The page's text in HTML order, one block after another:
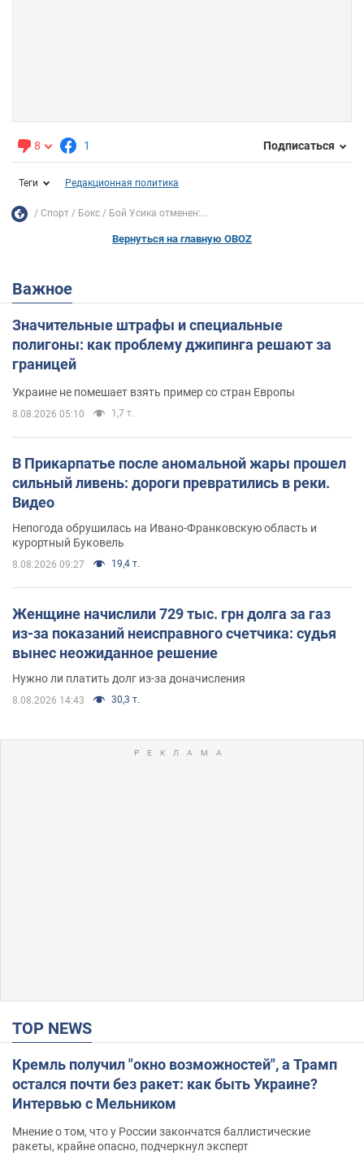
8 1 Подписаться
Теги Редакционная политика
Спорт Бокс Бой Усика отменен:...
Вернуться на главную OBOZ
Важное
Значительные штрафы и специальные
полигоны: как проблему джипинга решают за
границей
Украине не помешает взять пример со стран Европы
8.08.2026 05:10 1,7 т.
В Прикарпатье после аномальной жары прошел
сильный ливень: дороги превратились в реки.
Видео
Непогода обрушилась на Ивано-Франковскую область и
курортный Буковель
8.08.2026 09:27 19,4 т.
Женщине начислили 729 тыс. грн долга за газ
из-за показаний неисправного счетчика: судья
вынес неожиданное решение
Нужно ли платить долг из-за доначисления
8.08.2026 14:43 30,3 т.
TOP NEWS
Кремль получил "окно возможностей", а Трамп
остался почти без ракет: как быть Украине?
Интервью с Мельником
Мнение о том, что у России закончатся баллистические
ракеты, крайне опасно, подчеркнул эксперт